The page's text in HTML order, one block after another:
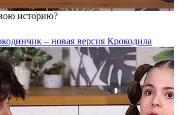
историю?
– новая версия Крокодила